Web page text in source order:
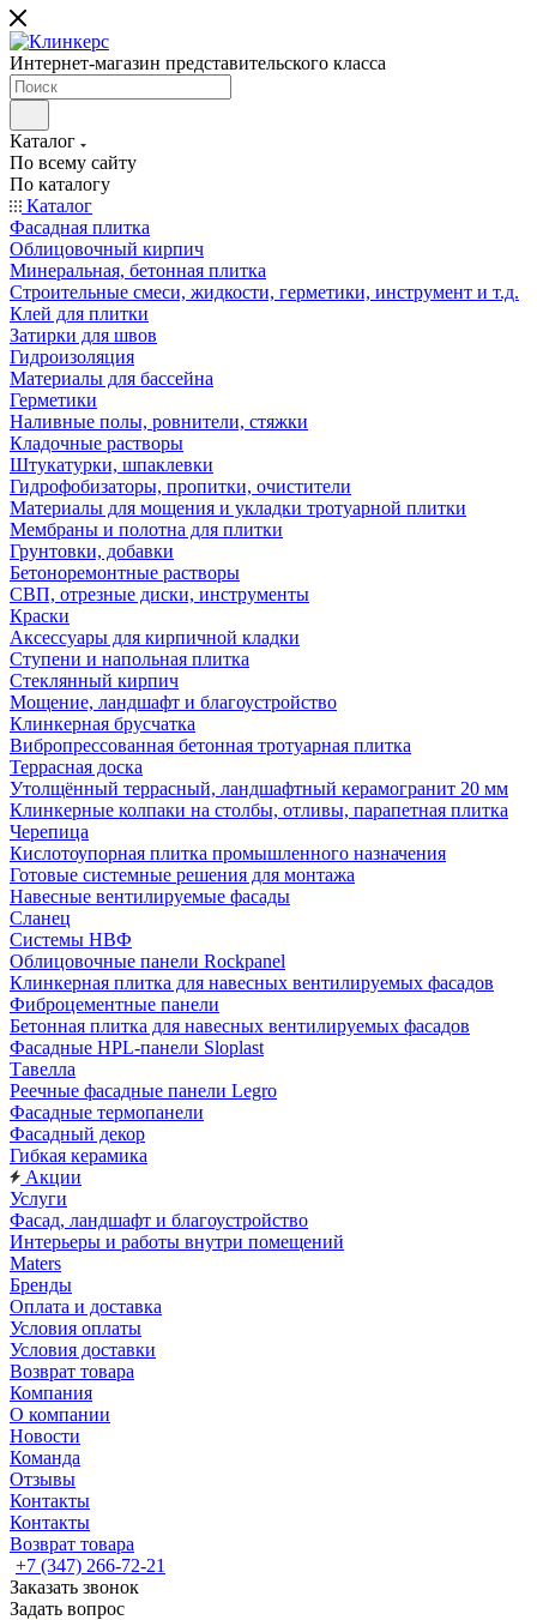
Интернет-магазин представительского класса
Каталог
По всему сайту
По каталогу
Каталог
Фасадная плитка
Облицовочный кирпич
Минеральная, бетонная плитка
Строительные смеси, жидкости, герметики, инструмент и т.д.
Клей для плитки
Затирки для швов
Гидроизоляция
Материалы для бассейна
Герметики
Наливные полы, ровнители, стяжки
Кладочные растворы
Штукатурки, шпаклевки
Гидрофобизаторы, пропитки, очистители
Материалы для мощения и укладки тротуарной плитки
Мембраны и полотна для плитки
Грунтовки, добавки
Бетоноремонтные растворы
СВП, отрезные диски, инструменты
Краски
Аксессуары для кирпичной кладки
Ступени и напольная плитка
Cтеклянный кирпич
Мощение, ландшафт и благоустройство
Клинкерная брусчатка
Вибропрессованная бетонная тротуарная плитка
Террасная доска
Утолщённый террасный, ландшафтный керамогранит 20 мм
Клинкерные колпаки на столбы, отливы, парапетная плитка
Черепица
Кислотоупорная плитка промышленного назначения
Готовые системные решения для монтажа
Навесные вентилируемые фасады
Сланец
Системы НВФ
Облицовочные панели Rockpanel
Клинкерная плитка для навесных вентилируемых фасадов
Фиброцементные панели
Бетонная плитка для навесных вентилируемых фасадов
Фасадные HPL-панели Sloplast
Тавелла
Реечные фасадные панели Legro
Фасадные термопанели
Фасадный декор
Гибкая керамика
Акции
Услуги
Фасад, ландшафт и благоустройство
Интерьеры и работы внутри помещений
Maters
Бренды
Оплата и доставка
Условия оплаты
Условия доставки
Возврат товара
Компания
О компании
Новости
Команда
Отзывы
Контакты
Контакты
Возврат товара
+7 (347) 266-72-21
Заказать звонок
Задать вопрос